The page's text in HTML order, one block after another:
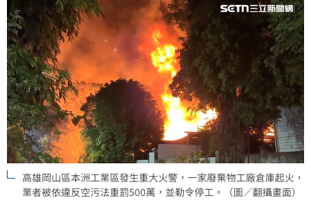
高雄岡山區本洲工業區發生重大火警，一家廢棄物工廠倉庫起火，
業者被依違反空污法重罰500萬，並勒令停工。（圖／翻攝畫面）